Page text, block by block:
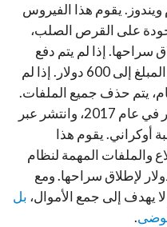
ويندوز. يقوم هذا الفيروس
على القرص الصلب،
لإطلاق سراحها. إذا لم يتم دفع
الفدية خلال ثلاثة أيام، يزداد المبلغ إلى 600 دولار. إذا لم
يتم حذف جميع الملفات.
: هو فيروس ظهر في عام 2017، وانتشر عبر
أوكراني. يقوم هذا
والملفات المهمة لنظام
ويطلب دفع 300 دولار لإطلاق سراحها. ومع
يهدف إلى جمع الأموال، بل
.